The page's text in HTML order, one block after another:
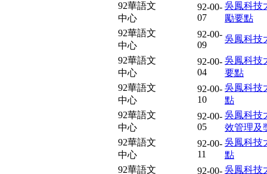
92華語文
中心
92-00-
07
吳鳳科技
勵要點
92華語文
中心
92-00-
09
吳鳳科技
92華語文
中心
92-00-
04
吳鳳科技
要點
92華語文
中心
92-00-
10
吳鳳科技
點
92華語文
中心
92-00-
05
吳鳳科技
效管理及
92華語文
中心
92-00-
11
吳鳳科技
點
92華語文
92-00- 吳鳳科技